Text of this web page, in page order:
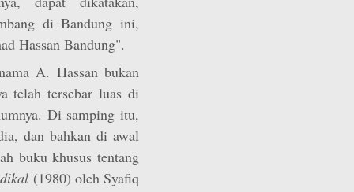
di Bandung ini,
Hassan Bandung".
A. Hassan bukan
telah tersebar luas di
Di samping itu,
dan bahkan di awal
buku khusus tentang
(1980) oleh Syafiq